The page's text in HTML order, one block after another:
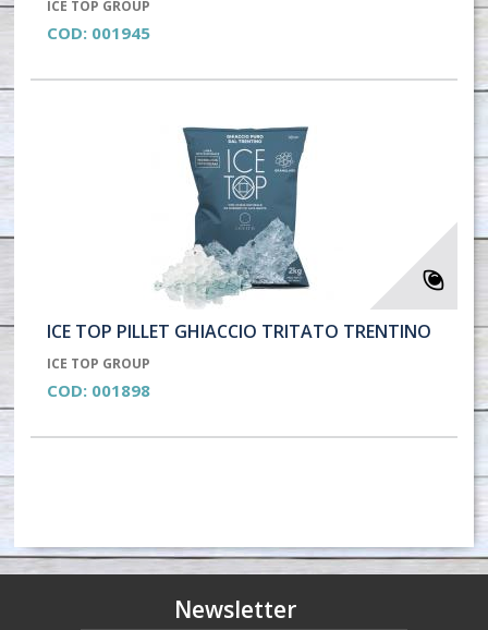
ICE TOP GROUP
COD: 001945
ICE TOP PILLET GHIACCIO TRITATO TRENTINO
ICE TOP GROUP
COD: 001898
Newsletter